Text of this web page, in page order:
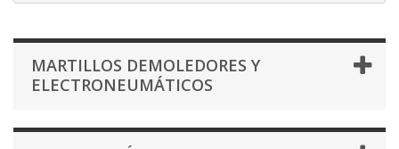
MARTILLOS DEMOLEDORES Y
ELECTRONEUMÁTICOS